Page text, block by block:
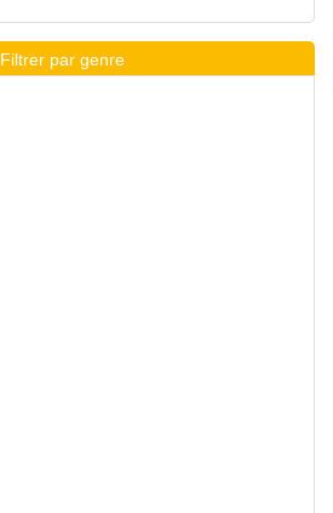
Filtrer par genre